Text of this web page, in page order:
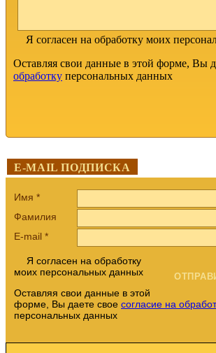
Я согласен на обработку моих
Оставляя свои данные в этой форме, Вы
обработку персональных данных
E-MAIL ПОДПИСКА
Имя *
Фамилия
E-mail *
Я согласен на обработку
моих персональных данных
Оставляя свои данные в этой
форме, Вы даете свое согласие на
персональных данных